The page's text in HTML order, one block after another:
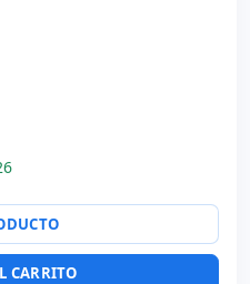
CARRITO